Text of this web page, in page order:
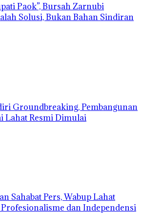
Paok”, Bursah Zarnubi
Solusi, Bukan Bahan Sindiran
Groundbreaking, Pembangunan
Lahat Resmi Dimulai
Sahabat Pers, Wabup Lahat
Profesionalisme dan Independensi